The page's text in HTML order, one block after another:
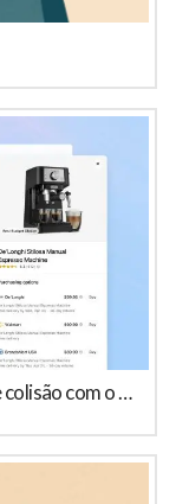
Mais um passo da OpenAI na rota de colisão com o Google